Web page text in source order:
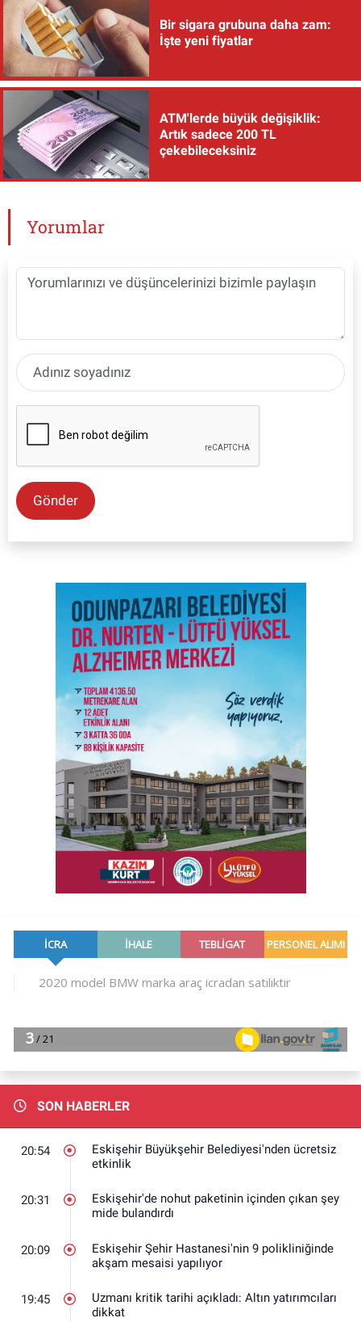
Bir sigara grubuna daha zam:
İşte yeni fiyatlar
ATM'lerde büyük değişiklik:
Artık sadece 200 TL
çekebileceksiniz
Yorumlar
Gönder
SON HABERLER
20:54
Eskişehir Büyükşehir Belediyesi'nden ücretsiz
etkinlik
20:31
Eskişehir'de nohut paketinin içinden çıkan şey
mide bulandırdı
20:09
Eskişehir Şehir Hastanesi'nin 9 polikliniğinde
akşam mesaisi yapılıyor
19:45
Uzmanı kritik tarihi açıkladı: Altın yatırımcıları
dikkat